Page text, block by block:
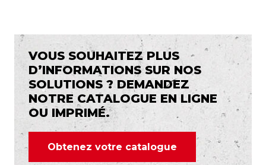
VOUS SOUHAITEZ PLUS
D’INFORMATIONS SUR NOS
SOLUTIONS ? DEMANDEZ
NOTRE CATALOGUE EN LIGNE
OU IMPRIMÉ.
Obtenez votre catalogue